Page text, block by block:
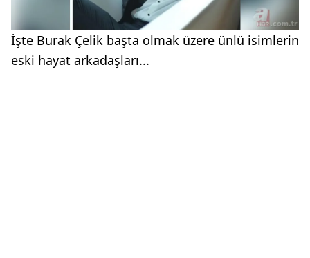
İşte Burak Çelik başta olmak üzere ünlü isimlerin
eski hayat arkadaşları...